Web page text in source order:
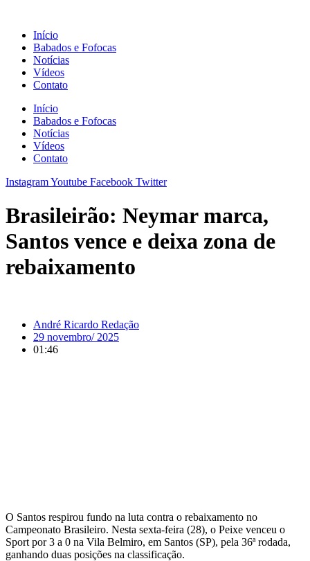
conteúdo
Início
Babados e Fofocas
Notícias
Vídeos
Contato
Início
Babados e Fofocas
Notícias
Vídeos
Contato
InstagramYoutube Facebook Twitter
Brasileirão: Neymar marca,
Santos vence e deixa zona de
rebaixamento
André Ricardo Redação
29 novembro/ 2025
01:46
O Santos respirou fundo na luta contra o rebaixamento no
Campeonato Brasileiro. Nesta sexta-feira (28), o Peixe venceu o
Sport por 3 a 0 na Vila Belmiro, em Santos (SP), pela 36ª rodada,
ganhando duas posições na classificação.